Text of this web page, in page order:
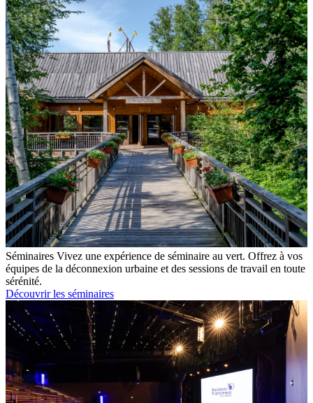
Séminaires Vivez une expérience de séminaire au vert. Offrez à vos
équipes de la déconnexion urbaine et des sessions de travail en toute
sérénité.
Découvrir les séminaires